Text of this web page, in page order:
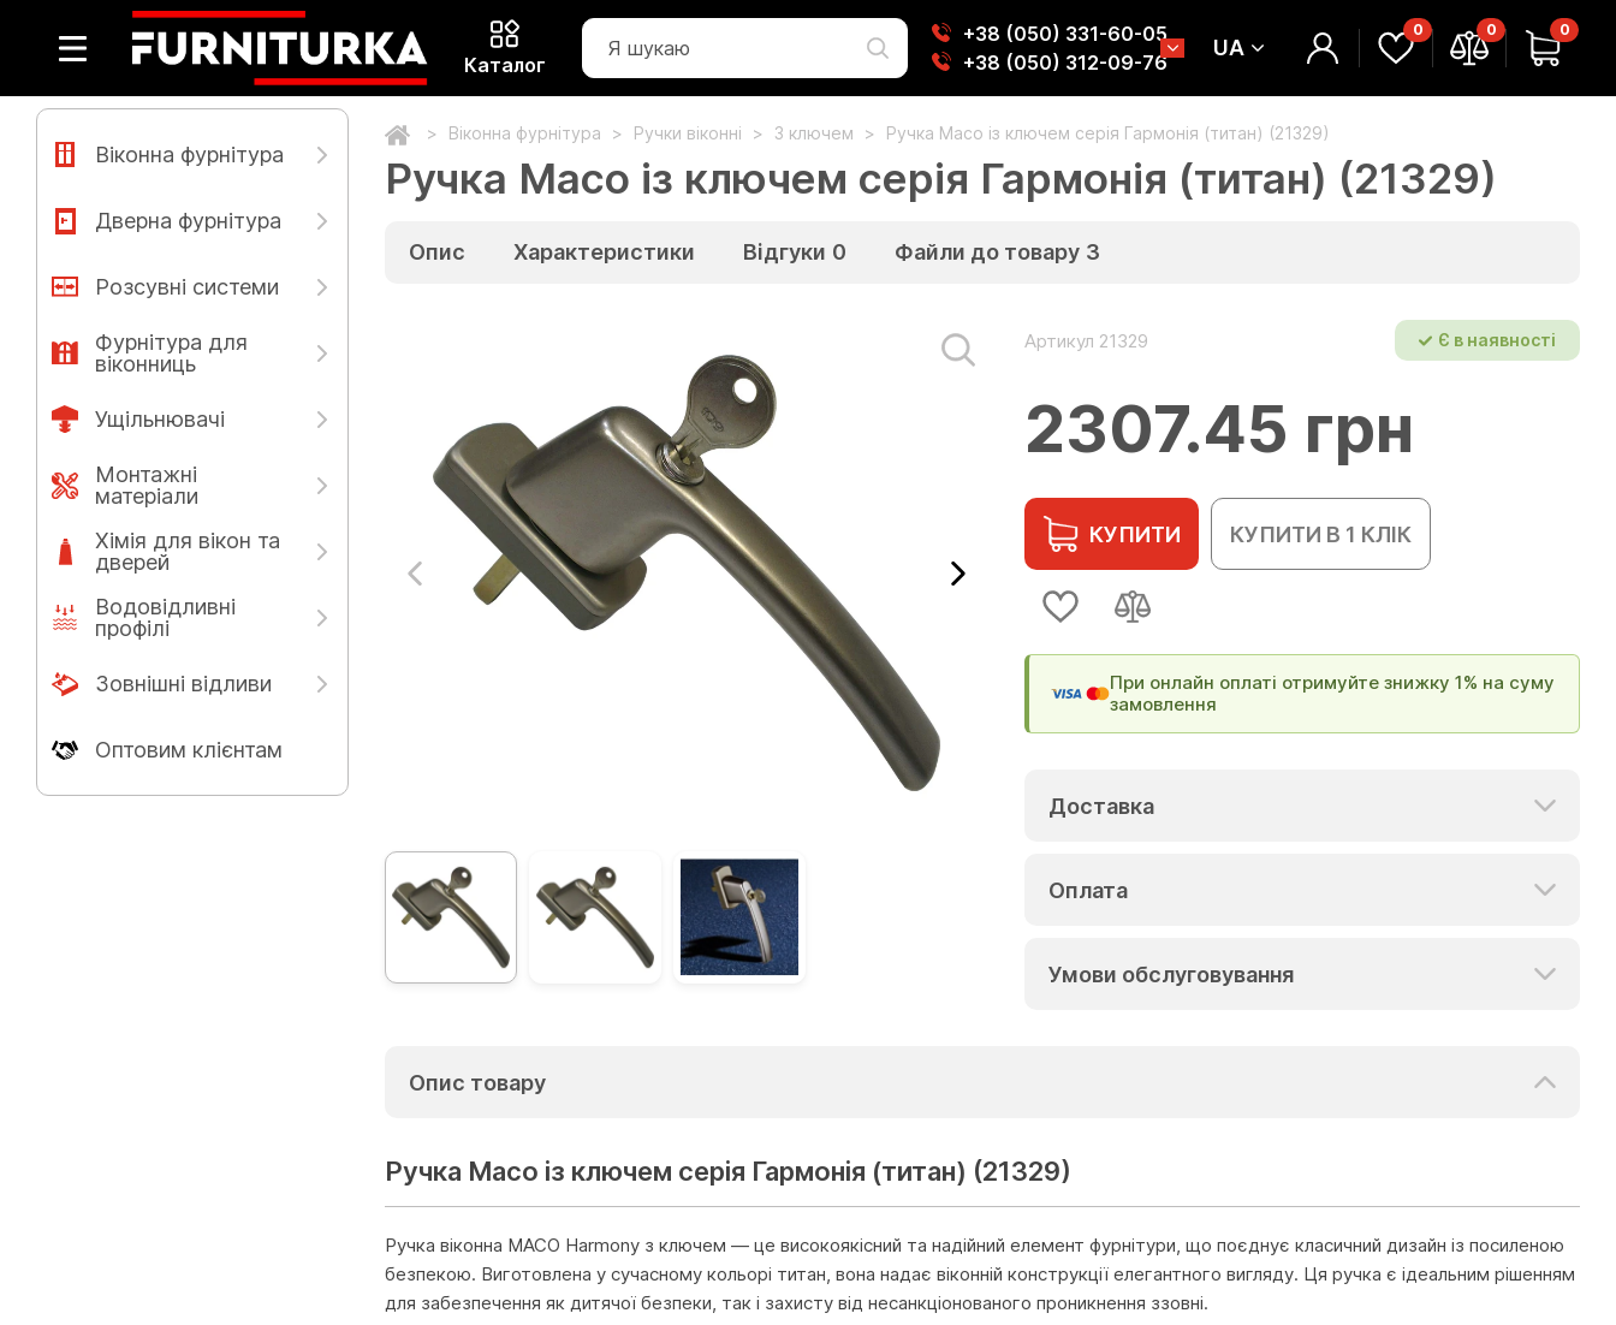
Каталог
+38 (050) 331-60-05
+38 (050) 312-09-76
UA
0 0 0
Віконна фурнітура
Дверна фурнітура
Розсувні системи
Фурнітура для
віконниць
Ущільнювачі
Монтажні
матеріали
Хімія для вікон та
дверей
Водовідливні
профілі
Зовнішні відливи
Оптовим клієнтам
Віконна фурнітура Ручки віконні З ключем Ручка Масо із ключем серія Гармонія (титан) (21329)
Ручка Масо із ключем серія Гармонія (титан) (21329)
Опис Характеристики Відгуки 0 Файли до товару 3
Артикул 21329 Є в наявності
2307.45 грн
КУПИТИ КУПИТИ В 1 КЛІК
При онлайн оплаті отримуйте знижку 1% на суму
замовлення
Доставка
Оплата
Умови обслуговування
Опис товару
Ручка Масо із ключем серія Гармонія (титан) (21329)
Ручка віконна MACO Harmony з ключем — це високоякісний та надійний елемент фурнітури, що поєднує класичний дизайн із посиленою
безпекою. Виготовлена у сучасному кольорі титан, вона надає віконній конструкції елегантного вигляду. Ця ручка є ідеальним рішенням
для забезпечення як дитячої безпеки, так і захисту від несанкціонованого проникнення ззовні.